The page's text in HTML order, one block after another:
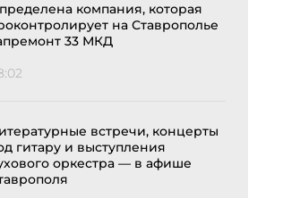
компания, которая
на Ставрополье
33 МКД
встречи, концерты
гитару и выступления
оркестра — в афише